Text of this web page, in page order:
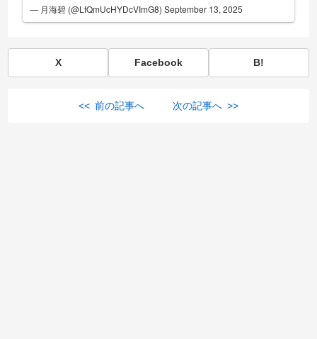
— 月海碧 (@LfQmUcHYDcVImG8)September 13, 2025
X Facebook B!
<< 前の記事へ 次の記事へ >>